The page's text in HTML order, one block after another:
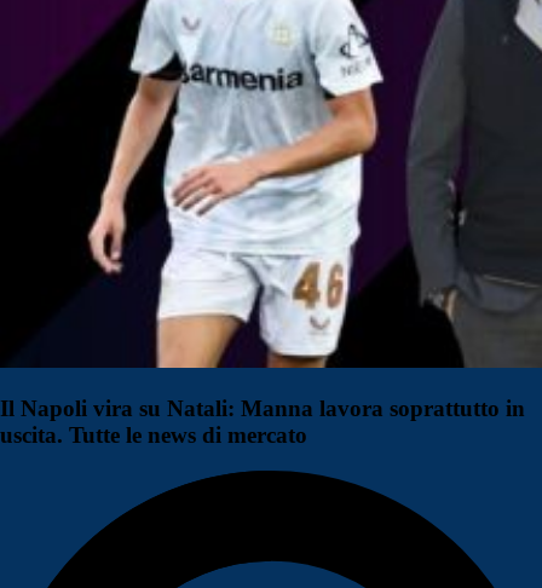
Il Napoli vira su Natali: Manna lavora soprattutto in
uscita. Tutte le news di mercato